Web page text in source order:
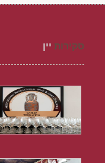
סקירות יין